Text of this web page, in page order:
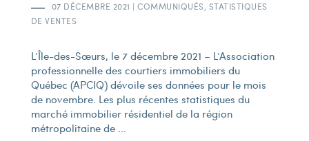
07 DÉCEMBRE 2021 | COMMUNIQUÉS, STATISTIQUES
DE VENTES
L’Île-des-Sœurs, le 7 décembre 2021 – L’Association
professionnelle des courtiers immobiliers du
Québec (APCIQ) dévoile ses données pour le mois
de novembre. Les plus récentes statistiques du
marché immobilier résidentiel de la région
métropolitaine de ...